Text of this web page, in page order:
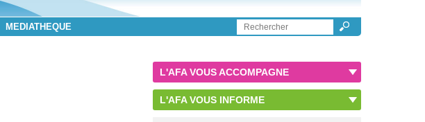
MEDIATHEQUE
L'AFA VOUS ACCOMPAGNE
L'AFA VOUS INFORME